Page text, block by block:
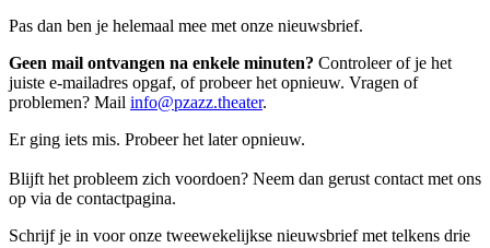
Pas dan ben je helemaal mee met onze nieuwsbrief.
Geen mail ontvangen na enkele minuten? Controleer of je het
juiste e-mailadres opgaf, of probeer het opnieuw. Vragen of
problemen? Mail info@pzazz.theater.
Er ging iets mis. Probeer het later opnieuw.
Blijft het probleem zich voordoen? Neem dan gerust contact met ons
op via de contactpagina.
Schrijf je in voor onze tweewekelijkse nieuwsbrief met telkens drie